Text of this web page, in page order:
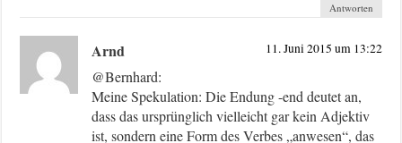
Antworten
Arnd 11. Juni 2015 um 13:22
@Bernhard:
Meine Spekulation: Die Endung -end deutet an,
dass das ursprünglich vielleicht gar kein Adjektiv
ist, sondern eine Form des Verbes „anwesen“, das